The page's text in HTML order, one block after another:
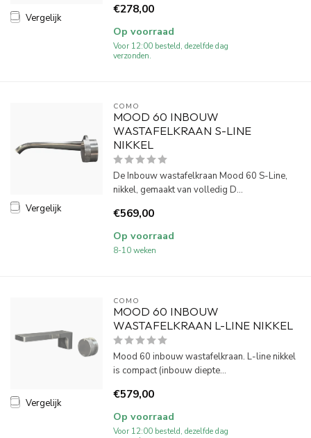
Vergelijk
€278,00
Op voorraad
Voor 12:00 besteld, dezelfde dag
verzonden.
Vergelijk
COMO
MOOD 60 INBOUW
WASTAFELKRAAN S-LINE
NIKKEL
De Inbouw wastafelkraan Mood 60 S-Line,
nikkel, gemaakt van volledig D...
€569,00
Op voorraad
8-10 weken
Vergelijk
COMO
MOOD 60 INBOUW
WASTAFELKRAAN L-LINE NIKKEL
Mood 60 inbouw wastafelkraan. L-line nikkel
is compact (inbouw diepte...
€579,00
Op voorraad
Voor 12:00 besteld, dezelfde dag